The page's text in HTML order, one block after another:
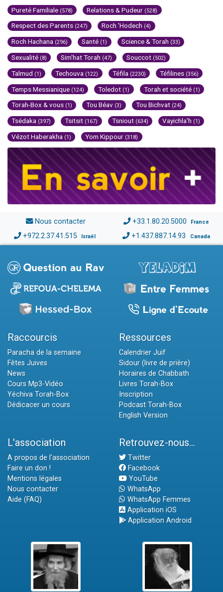
Pureté Familiale (578) Relations & Pudeur (528)
Respect des Parents (247) Roch 'Hodech (4)
Roch Hachana (296) Santé (1) Science & Torah (33)
Sexualité (8) Sim'hat Torah (47) Souccot (502)
Talmud (1) Techouva (122) Téfila (2230) Téfilines (356)
Temps Messianique (124) Toledot (1) Torah et société (1)
Torah-Box & vous (1) Tou Béav (3) Tou Bichvat (24)
Tsédaka (397) Tsitsit (167) Tsniout (634) Vayichla'h (1)
Vézot Haberakha (1) Yom Kippour (318)
Nous contacter +33.1.80.20.5000 France
+972.2.37.41.515 Israël +1.437.887.14.93 Canada
Raccourcis
Paracha de la semaine
Fêtes Juives
News
Cours Mp3-Vidéo
Yéchiva Torah-Box
Dédicacer un cours
Ressources
Calendrier Juif
Sidour (livre de prière)
Horaires de Chabbath
Livres Torah-Box
Inscription
Podcast Torah-Box
English Version
L'association
A propos de l'association
Faire un don !
Mentions légales
Nous contacter
Aide (FAQ)
Retrouvez-nous...
Twitter
Facebook
YouTube
WhatsApp
WhatsApp Femmes
Application iOS
Application Android